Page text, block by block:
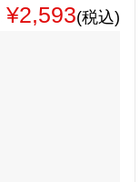
¥2,593(税込)